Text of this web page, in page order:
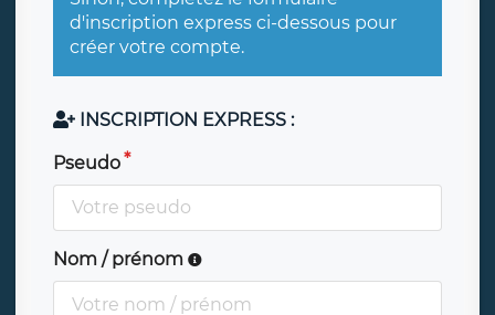
d'inscription express ci-dessous pour
créer votre compte.
INSCRIPTION EXPRESS :
Pseudo
Nom / prénom